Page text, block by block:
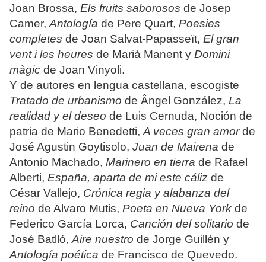
Joan Brossa, Els fruits saborosos de Josep
Camer, Antología de Pere Quart, Poesies
completes de Joan Salvat-Papasseït, El gran
vent i les heures de Marià Manent y Domini
màgic de Joan Vinyoli.
Y de autores en lengua castellana, escogiste
Tratado de urbanismo de Ângel González, La
realidad y el deseo de Luis Cernuda, Noción de
patria de Mario Benedetti, A veces gran amorde
José Agustin Goytisolo, Juan de Mairena de
Antonio Machado, Marinero en tierra de Rafael
Alberti, España, aparta de mi este cáliz de
César Vallejo, Crónica regia y alabanza del
reino de Alvaro Mutis, Poeta en Nueva York de
Federico García Lorca, Canción del solitario de
José Batlló, Aire nuestro de Jorge Guillén y
Antología poética de Francisco de Quevedo.